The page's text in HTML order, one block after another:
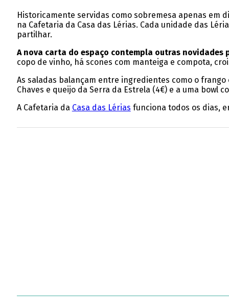
Historicamente servidas como sobremesa apenas em
na Cafetaria da Casa das Lérias. Cada unidade das
partilhar.
A nova carta do espaço contempla outras
copo de vinho, há scones com manteiga e compota,
As saladas balançam entre ingredientes como o
Chaves e queijo da Serra da Estrela (4€) e a uma bowl
A Cafetaria da Casa das Lérias funciona todos os dias,